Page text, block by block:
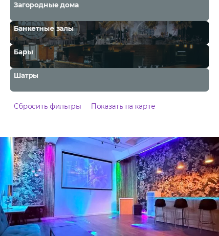
Загородные дома
Банкетные залы
Бары
Шатры
Сбросить фильтры Показать на карте